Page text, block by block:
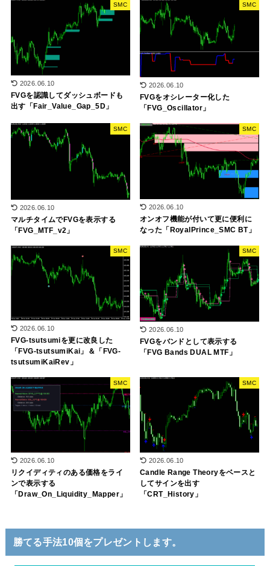
SMC
2026.06.10
FVGを認識してダッシュボードも
出す「Fair_Value_Gap_5D」
SMC
2026.06.10
FVGをオシレーター化した
「FVG_Oscillator」
SMC
2026.06.10
マルチタイムでFVGを表示する
「FVG_MTF_v2」
SMC
2026.06.10
オンオフ機能が付いて更に便利に
なった「RoyalPrince_SMC BT」
SMC
2026.06.10
FVG-tsutsumiを更に改良した
「FVG-tsutsumiKai」＆「FVG-
tsutsumiKaiRev」
SMC
2026.06.10
FVGをバンドとして表示する
「FVG Bands DUAL MTF」
SMC
2026.06.10
リクイディティのある価格をライ
ンで表示する
「Draw_On_Liquidity_Mapper」
SMC
2026.06.10
Candle Range Theoryをベースと
してサインを出す
「CRT_History」
勝てる手法10個をプレゼントします。